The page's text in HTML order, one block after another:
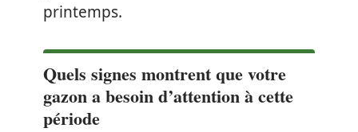
printemps.
Quels signes montrent que votre
gazon a besoin d’attention à cette
période